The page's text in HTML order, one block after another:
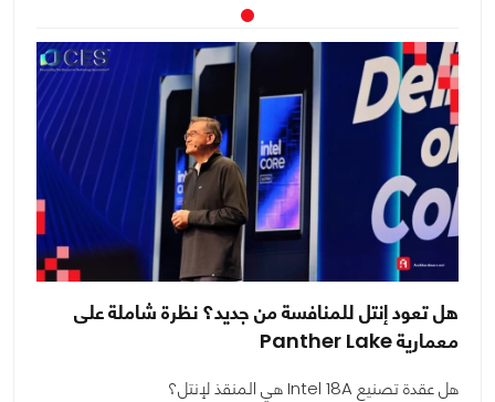
هل تعود إنتل للمنافسة من جديد؟ نظرة شاملة على
معمارية Panther Lake
هل عقدة تصنيع Intel 18A هي المنقذ لإنتل؟